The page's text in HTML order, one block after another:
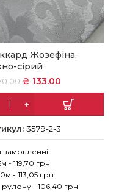
Жозефіна,
сірий
₴ 133.00
3579-2-3
замовленні:
- 119,70 грн
- 113,05 грн
рулону - 106,40 грн